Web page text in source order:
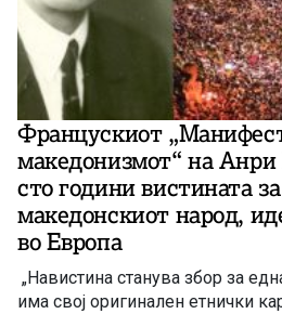
Францускиот
македонизмот“ на Анри
сто години вистината
македонскиот народ,
во Европа
„Навистина станува збор за
има свој оригинален етнички